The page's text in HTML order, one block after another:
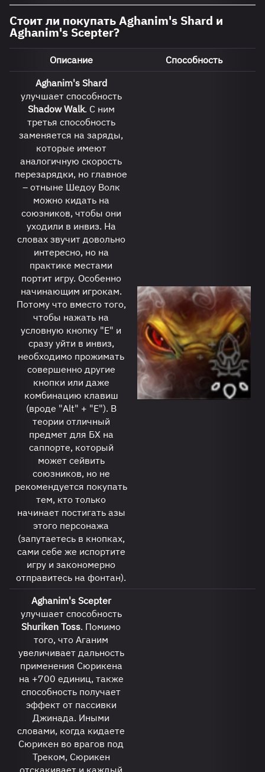
Стоит ли покупать Aghanim's Shard и
Aghanim's Scepter?
Описание
Способность
Aghanim's Shard
улучшает способность
Shadow Walk. С ним
третья способность
заменяется на заряды,
которые имеют
аналогичную скорость
перезарядки, но главное
– отныне Шедоу Волк
можно кидать на
союзников, чтобы они
уходили в инвиз. На
словах звучит довольно
интересно, но на
практике местами
портит игру. Особенно
начинающим игрокам.
Потому что вместо того,
чтобы нажать на
условную кнопку "Е" и
сразу уйти в инвиз,
необходимо прожимать
совершенно другие
кнопки или даже
комбинацию клавиш
(вроде "Alt" + "E"). В
теории отличный
предмет для БХ на
саппорте, который
может сейвить
союзников, но не
рекомендуется покупать
тем, кто только
начинает постигать азы
этого персонажа
(запутаетесь в кнопках,
сами себе же испортите
игру и закономерно
отправитесь на фонтан).
Aghanim's Scepter
улучшает способность
Shuriken Toss. Помимо
того, что Аганим
увеличивает дальность
применения Сюрикена
на +700 единиц, также
способность получает
эффект от пассивки
Джинада. Иными
словами, когда кидаете
Сюрикен во врагов под
Треком, Сюрикен